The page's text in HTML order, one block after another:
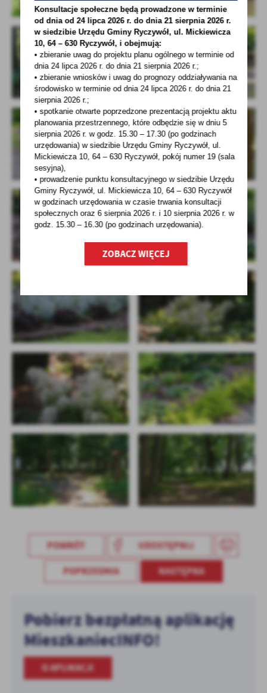
POWRÓT UDOSTĘPNIJ
POPRZEDNIA NASTĘPNA
Pobierz bezpłatną aplikację
MieszkaniecINFO!
O APLIKACJI
Konsultacje społeczne będą prowadzone w terminie
od dnia od 24 lipca 2026 r. do dnia 21 sierpnia 2026 r.
w siedzibie Urzędu Gminy Ryczywół, ul. Mickiewicza
10, 64 – 630 Ryczywół, i obejmują:
• zbieranie uwag do projektu planu ogólnego w terminie od
dnia 24 lipca 2026 r. do dnia 21 sierpnia 2026 r.;
• zbieranie wniosków i uwag do prognozy oddziaływania na
środowisko w terminie od dnia 24 lipca 2026 r. do dnia 21
sierpnia 2026 r.;
• spotkanie otwarte poprzedzone prezentacją projektu aktu
planowania przestrzennego, które odbędzie się w dniu 5
sierpnia 2026 r.w godz. 15.30 – 17.30 (po godzinach
urzędowania) w siedzibie Urzędu Gminy Ryczywół, ul.
Mickiewicza 10, 64 – 630 Ryczywół, pokójnumer 19 (sala
sesyjna),
• prowadzenie punktu konsultacyjnego w siedzibie Urzędu
Gminy Ryczywół, ul. Mickiewicza 10, 64 – 630 Ryczywół
w godzinachurzędowania w czasie trwania konsultacji
społecznych oraz 6 sierpnia 2026 r. i 10 sierpnia 2026 r. w
godz. 15.30 – 16.30 (po godzinachurzędowania).
ZOBACZ WIĘCEJ